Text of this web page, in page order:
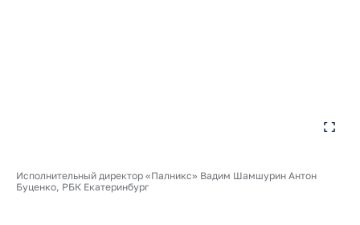
Исполнительный директор «Палникс» Вадим Шамшурин Антон
Буценко, РБК Екатеринбург